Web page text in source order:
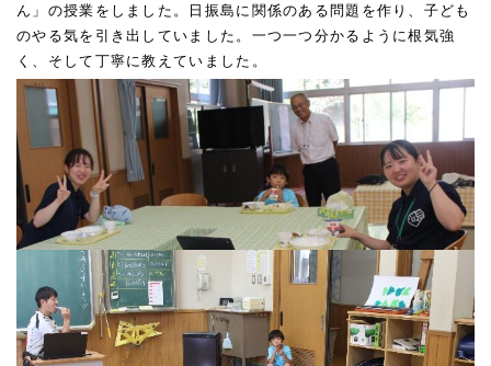
ん」の授業をしました。日振島に関係のある問題を作り、子ども
のやる気を引き出していました。一つ一つ分かるように根気強
く、そして丁寧に教えていました。